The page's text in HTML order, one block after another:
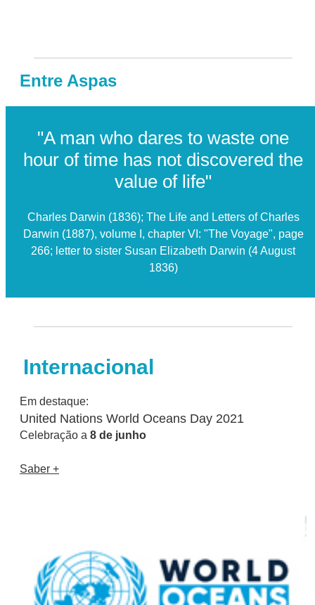
Entre Aspas
"A man who dares to waste one
hour of time has not discovered the
value of life"
Charles Darwin (1836); The Life and Letters of Charles
Darwin (1887), volume I, chapter VI: "The Voyage", page
266; letter to sister Susan Elizabeth Darwin (4 August
1836)
Internacional
Em destaque:
United Nations World Oceans Day 2021
Celebração a 8 de junho
Saber +